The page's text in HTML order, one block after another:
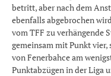
betritt, aber nach dem
ebenfalls abgebrochen
vom TFF zu verhängende
gemeinsam mit Punkt
von Fenerbahce am
Punktabzügen in der Liga